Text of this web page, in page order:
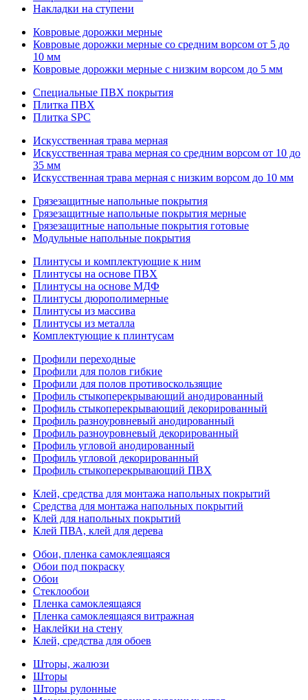
Накладки на ступени
Ковровые дорожки мерные
Ковровые дорожки мерные со средним ворсом от 5 до
10 мм
Ковровые дорожки мерные с низким ворсом до 5 мм
Специальные ПВХ покрытия
Плитка ПВХ
Плитка SPC
Искуccтвенная трава мерная
Искусственная трава мерная со средним ворсом от 10 до
35 мм
Искусственная трава мерная с низким ворсом до 10 мм
Грязезащитные напольные покрытия
Грязезащитные напольные покрытия мерные
Грязезащитные напольные покрытия готовые
Модульные напольные покрытия
Плинтусы и комплектующие к ним
Плинтусы на основе ПВХ
Плинтусы на основе МДФ
Плинтусы дюрополимерные
Плинтусы из массива
Плинтусы из металла
Комплектующие к плинтусам
Профили переходные
Профили для полов гибкие
Профили для полов противоскользящие
Профиль стыкоперекрывающий анодированный
Профиль стыкоперекрывающий декорированный
Профиль разноуровневый анодированный
Профиль разноуровневый декорированный
Профиль угловой анодированный
Профиль угловой декорированный
Профиль стыкоперекрывающий ПВХ
Клей, средства для монтажа напольных покрытий
Средства для монтажа напольных покрытий
Клей для напольных покрытий
Клей ПВА, клей для дерева
Обои, пленка самоклеящаяся
Обои под покраску
Обои
Стеклообои
Пленка самоклеящаяся
Пленка самоклеящаяся витражная
Наклейки на стену
Клей, средства для обоев
Шторы, жалюзи
Шторы
Шторы рулонные